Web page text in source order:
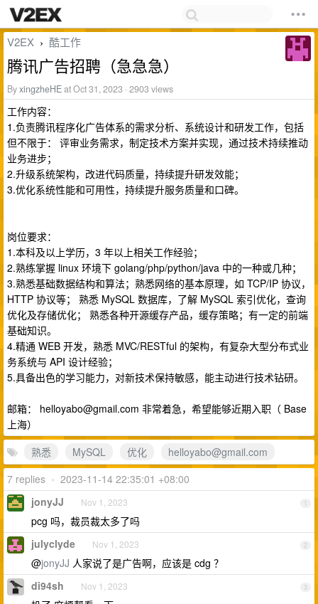
V2EX › 酷工作
腾讯广告招聘（急急急）
ByxingzheHEat Oct 31, 2023 · 2903 views
工作内容：
1.负责腾讯程序化广告体系的需求分析、系统设计和研发工作，包括
但不限于： 评审业务需求，制定技术方案并实现，通过技术持续推动
业务进步；
2.升级系统架构，改进代码质量，持续提升研发效能；
3.优化系统性能和可用性，持续提升服务质量和口碑。
岗位要求：
1.本科及以上学历，3 年以上相关工作经验；
2.熟练掌握 linux 环境下 golang/php/python/java 中的一种或几种；
3.熟悉基础数据结构和算法；熟悉网络的基本原理，如 TCP/IP 协议，
HTTP 协议等； 熟悉 MySQL 数据库，了解 MySQL 索引优化，查询
优化及存储优化； 熟悉各种开源缓存产品，缓存策略；有一定的前端
基础知识。
4.精通 WEB 开发，熟悉 MVC/RESTful 的架构，有复杂大型分布式业
务系统与 API 设计经验；
5.具备出色的学习能力，对新技术保持敏感，能主动进行技术钻研。
邮箱： helloyabo@gmail.com 非常着急，希望能够近期入职（ Base
上海）
熟悉
MySQL 优化
helloyabo@gmail.com
7 replies • 2023-11-14 22:35:01 +08:00
1
jonyJJ Nov 1, 2023
pcg 吗，裁员裁太多了吗
2
julyclyde Nov 1, 2023
@jonyJJ 人家说了是广告啊，应该是 cdg ？
3
di94sh Nov 1, 2023